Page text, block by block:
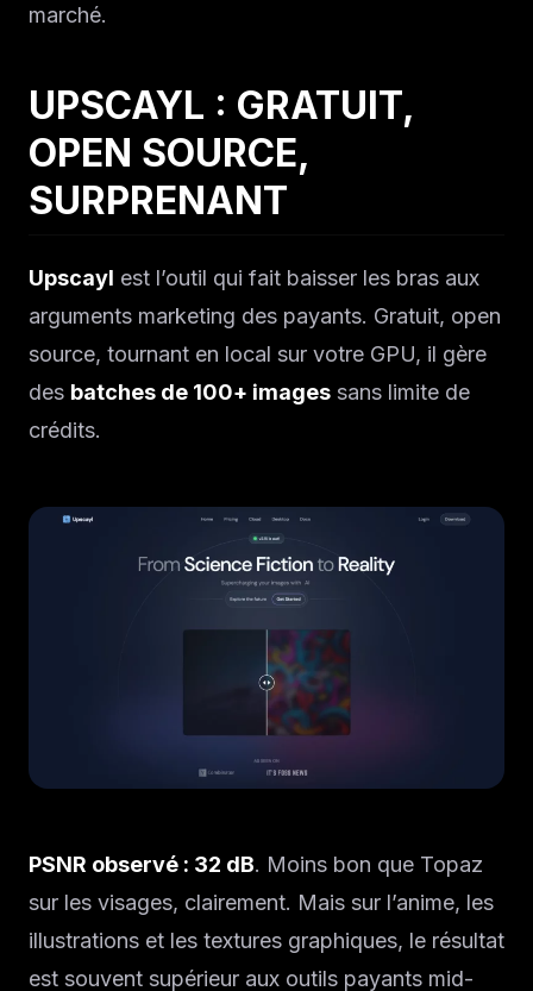
marché.
UPSCAYL : GRATUIT,
OPEN SOURCE,
SURPRENANT
Upscayl est l’outil qui fait baisser les bras aux
arguments marketing des payants. Gratuit, open
source, tournant en local sur votre GPU, il gère
des batches de 100+ images sans limite de
crédits.
PSNR observé : 32 dB. Moins bon que Topaz
sur les visages, clairement. Mais sur l’anime, les
illustrations et les textures graphiques, le résultat
est souvent supérieur aux outils payants mid-